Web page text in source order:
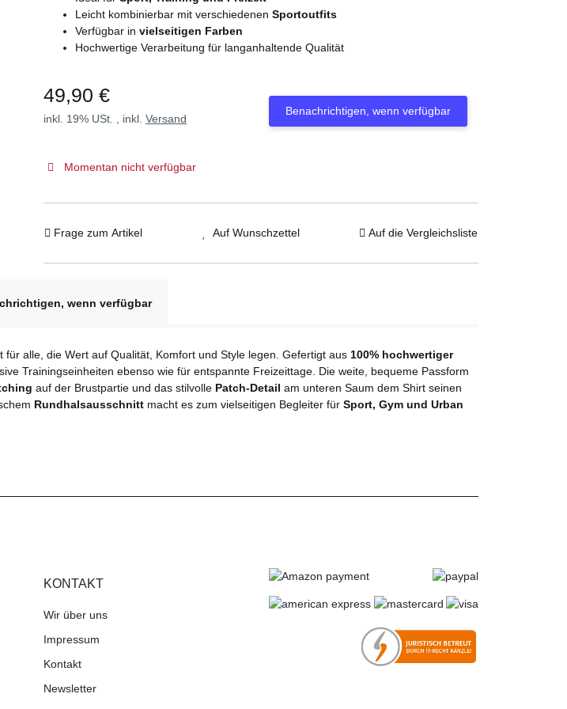
Leicht kombinierbar mit verschiedenen Sportoutfits
Verfügbar in vielseitigen Farben
Hochwertige Verarbeitung für langanhaltende Qualität
49,90 €
inkl. 19% USt. , inkl. Versand
Momentan nicht verfügbar
Benachrichtigen, wenn verfügbar
Frage zum Artikel Auf Wunschzettel Auf die Vergleichsliste
wenn verfügbar
für alle, die Wert auf Qualität, Komfort und Style legen. Gefertigt aus 100% hochwertiger
Trainingseinheiten ebenso wie für entspannte Freizeittage. Die weite, bequeme Passform
auf der Brustpartie und das stilvolle Patch-Detail am unteren Saum dem Shirt seinen
Rundhalsausschnitt macht es zum vielseitigen Begleiter für Sport, Gym und Urban
KONTAKT
Wir über uns
Impressum
Kontakt
Newsletter